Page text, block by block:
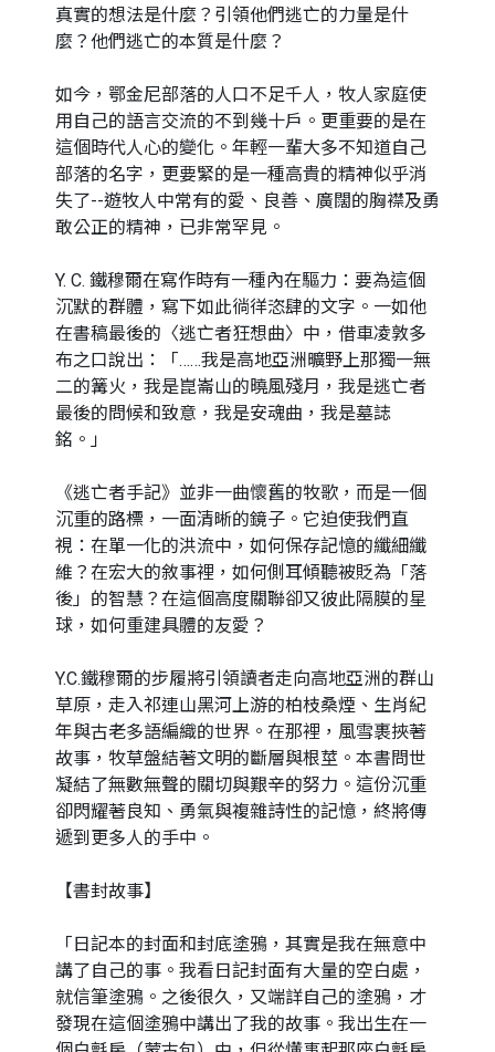
真實的想法是什麼？引領他們逃亡的力量是什
麼？他們逃亡的本質是什麼？
如今，鄂金尼部落的人口不足千人，牧人家庭使
用自己的語言交流的不到幾十戶。更重要的是在
這個時代人心的變化。年輕一輩大多不知道自己
部落的名字，更要緊的是一種高貴的精神似乎消
失了--遊牧人中常有的愛、良善、廣闊的胸襟及勇
敢公正的精神，已非常罕見。
Y. C. 鐵穆爾在寫作時有一種內在驅力：要為這個
沉默的群體，寫下如此徜徉恣肆的文字。一如他
在書稿最後的〈逃亡者狂想曲〉中，借車凌敦多
布之口說出：「……我是高地亞洲曠野上那獨一無
二的篝火，我是崑崙山的曉風殘月，我是逃亡者
最後的問候和致意，我是安魂曲，我是墓誌
銘。」
《逃亡者手記》並非一曲懷舊的牧歌，而是一個
沉重的路標，一面清晰的鏡子。它迫使我們直
視：在單一化的洪流中，如何保存記憶的纖細纖
維？在宏大的敘事裡，如何側耳傾聽被貶為「落
後」的智慧？在這個高度關聯卻又彼此隔膜的星
球，如何重建具體的友愛？
Y.C.鐵穆爾的步履將引領讀者走向高地亞洲的群山
草原，走入祁連山黑河上游的柏枝桑煙、生肖紀
年與古老多語編織的世界。在那裡，風雪裹挾著
故事，牧草盤結著文明的斷層與根莖。本書問世
凝結了無數無聲的關切與艱辛的努力。這份沉重
卻閃耀著良知、勇氣與複雜詩性的記憶，終將傳
遞到更多人的手中。
【書封故事】
「日記本的封面和封底塗鴉，其實是我在無意中
講了自己的事。我看日記封面有大量的空白處，
就信筆塗鴉。之後很久，又端詳自己的塗鴉，才
發現在這個塗鴉中講出了我的故事。我出生在一